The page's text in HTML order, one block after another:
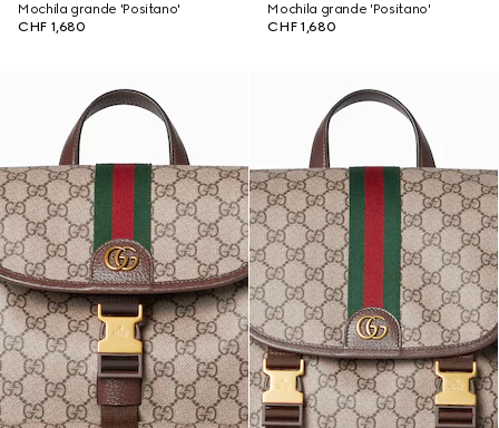
Mochila grande 'Positano'
CHF 1,680
Mochila grande 'Positano'
CHF 1,680